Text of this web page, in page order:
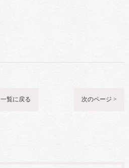
一覧に戻る 次のページ >